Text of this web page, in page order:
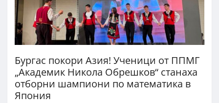
Бургас покори Азия! Ученици от ППМГ
„Академик Никола Обрешков“ станаха
отборни шампиони по математика в
Япония